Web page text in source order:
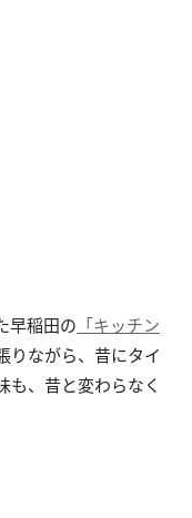
早稲田の 「キッチン
りながら、昔にタイ
も、昔と変わらなく